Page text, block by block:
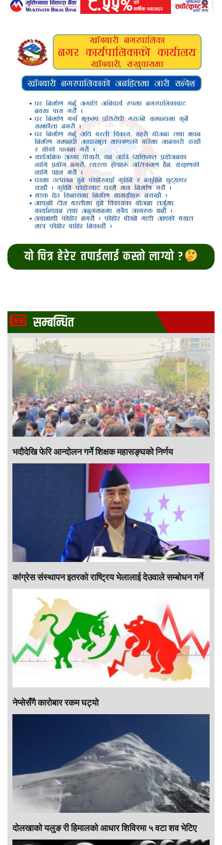
यो चित्र हेरेर तपाईलाई कस्तो लाग्यो ?
सम्बन्धित
भदौदेखि फेरि आन्दोलन गर्ने शिक्षक महासङ्घको निर्णय
कांग्रेस संस्थापन इतरको राष्ट्रिय भेलालाई देउवाले सम्बोधन गर्ने
नेप्सेसँगै काराेबार रकम घट्याे
दोलखाको यलुङ री हिमालको आधार शिविरमा ५ वटा शव भेटिए